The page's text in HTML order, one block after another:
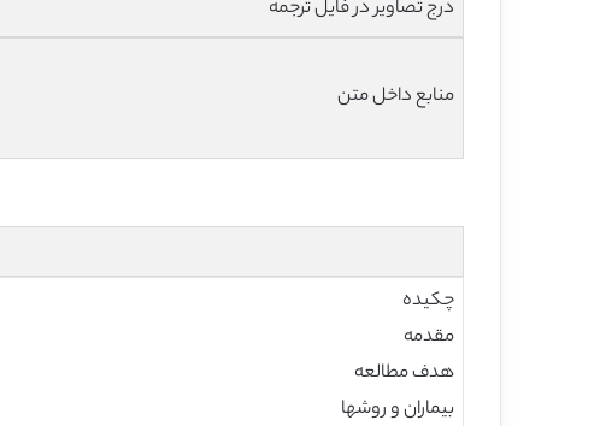
درج تصاویر در فایل ترجمه
منابع داخل متن
چکیده
مقدمه
هدف مطالعه
بیماران و روشها